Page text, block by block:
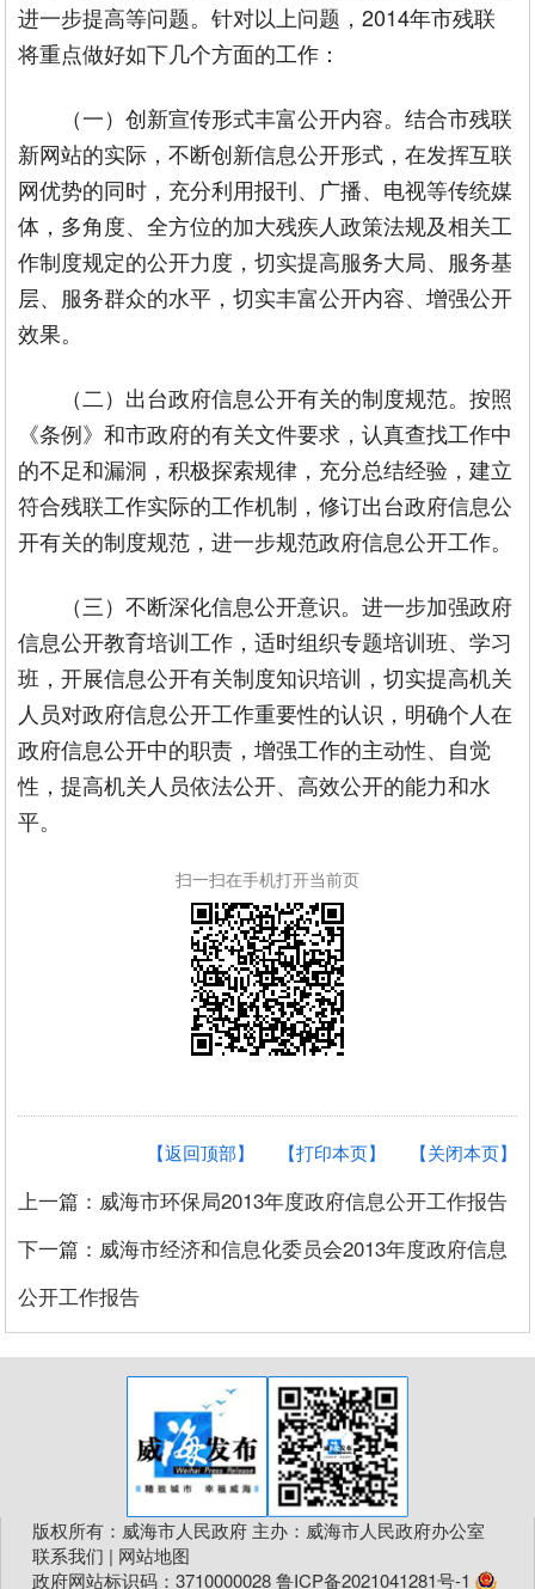
进一步提高等问题。针对以上问题，2014年市残联
将重点做好如下几个方面的工作：
（一）创新宣传形式丰富公开内容。结合市残联
新网站的实际，不断创新信息公开形式，在发挥互联
网优势的同时，充分利用报刊、广播、电视等传统媒
体，多角度、全方位的加大残疾人政策法规及相关工
作制度规定的公开力度，切实提高服务大局、服务基
层、服务群众的水平，切实丰富公开内容、增强公开
效果。
（二）出台政府信息公开有关的制度规范。按照
《条例》和市政府的有关文件要求，认真查找工作中
的不足和漏洞，积极探索规律，充分总结经验，建立
符合残联工作实际的工作机制，修订出台政府信息公
开有关的制度规范，进一步规范政府信息公开工作。
（三）不断深化信息公开意识。进一步加强政府
信息公开教育培训工作，适时组织专题培训班、学习
班，开展信息公开有关制度知识培训，切实提高机关
人员对政府信息公开工作重要性的认识，明确个人在
政府信息公开中的职责，增强工作的主动性、自觉
性，提高机关人员依法公开、高效公开的能力和水
平。
扫一扫在手机打开当前页
【关闭本页】
【打印本页】
【返回顶部】
上一篇：威海市环保局2013年度政府信息公开工作报告
下一篇：威海市经济和信息化委员会2013年度政府信息
公开工作报告
版权所有：威海市人民政府 主办：威海市人民政府办公室
联系我们 | 网站地图
政府网站标识码：3710000028鲁ICP备2021041281号-1